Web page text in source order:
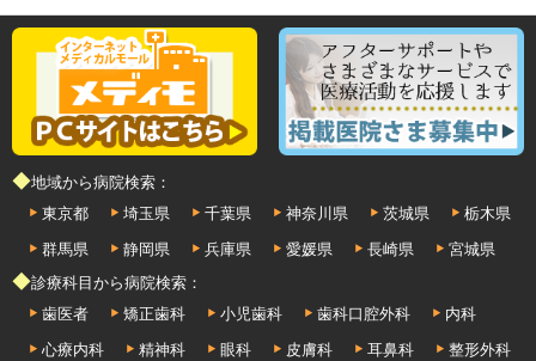
◆地域から病院検索：
東京都
埼玉県 千葉県 神奈川県 茨城県
栃木県
群馬県
静岡県 兵庫県 愛媛県 長崎県
宮城県
◆診療科目から病院検索：
歯医者
矯正歯科 小児歯科 歯科口腔外科
内科
心療内科
精神科 眼科 皮膚科 耳鼻科
整形外科